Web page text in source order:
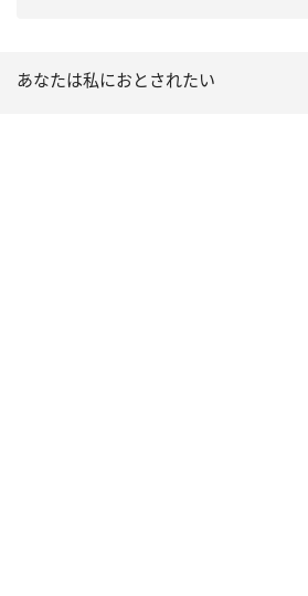
あなたは私におとされたい